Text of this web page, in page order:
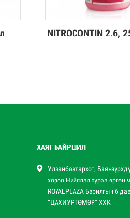
Дэлгэрэнгүй
NITROCONTIN 2.6,
ХАЯГ БАЙРШИЛ
Улаанбаатархот,
хороо Нийслэл хүрээ өргөн
ROYALPLAZA Барилгын 6
“ЦАХИУРТӨМӨР” ХХК